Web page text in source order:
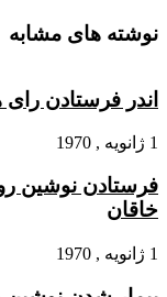
نوشته های مشابه
اندر فرستادن
1 ژانویه , 1970
فرستادن نوشین
خاقان
1 ژانویه , 1970